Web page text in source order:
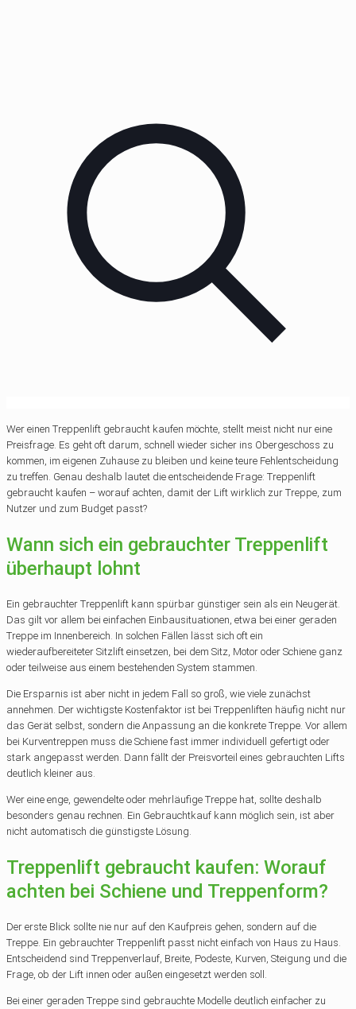
Wer einen Treppenlift gebraucht kaufen möchte, stellt meist nicht nur eine
Preisfrage. Es geht oft darum, schnell wieder sicher ins Obergeschoss zu
kommen, im eigenen Zuhause zu bleiben und keine teure Fehlentscheidung
zu treffen. Genau deshalb lautet die entscheidende Frage: Treppenlift
gebraucht kaufen – worauf achten, damit der Lift wirklich zur Treppe, zum
Nutzer und zum Budget passt?
Wann sich ein gebrauchter Treppenlift
überhaupt lohnt
Ein gebrauchter Treppenlift kann spürbar günstiger sein als ein Neugerät.
Das gilt vor allem bei einfachen Einbausituationen, etwa bei einer geraden
Treppe im Innenbereich. In solchen Fällen lässt sich oft ein
wiederaufbereiteter Sitzlift einsetzen, bei dem Sitz, Motor oder Schiene ganz
oder teilweise aus einem bestehenden System stammen.
Die Ersparnis ist aber nicht in jedem Fall so groß, wie viele zunächst
annehmen. Der wichtigste Kostenfaktor ist bei Treppenliften häufig nicht nur
das Gerät selbst, sondern die Anpassung an die konkrete Treppe. Vor allem
bei Kurventreppen muss die Schiene fast immer individuell gefertigt oder
stark angepasst werden. Dann fällt der Preisvorteil eines gebrauchten Lifts
deutlich kleiner aus.
Wer eine enge, gewendelte oder mehrläufige Treppe hat, sollte deshalb
besonders genau rechnen. Ein Gebrauchtkauf kann möglich sein, ist aber
nicht automatisch die günstigste Lösung.
Treppenlift gebraucht kaufen: Worauf
achten bei Schiene und Treppenform?
Der erste Blick sollte nie nur auf den Kaufpreis gehen, sondern auf die
Treppe. Ein gebrauchter Treppenlift passt nicht einfach von Haus zu Haus.
Entscheidend sind Treppenverlauf, Breite, Podeste, Kurven, Steigung und die
Frage, ob der Lift innen oder außen eingesetzt werden soll.
Bei einer geraden Treppe sind gebrauchte Modelle deutlich einfacher zu